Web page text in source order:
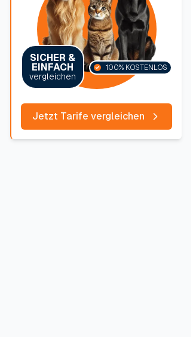
SICHER &
EINFACH
vergleichen
100% KOSTENLOS
Jetzt Tarife vergleichen